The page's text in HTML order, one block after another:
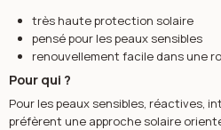
très haute protection solaire
pensé pour les peaux sensibles
renouvellement facile dans une
Pour qui ?
Pour les peaux sensibles, réactives,
préfèrent une approche solaire